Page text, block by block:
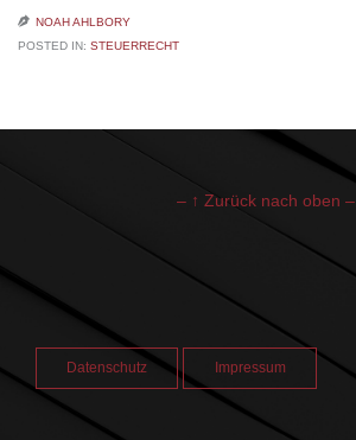
 NOAH AHLBORY
POSTED IN: STEUERRECHT
– ↑ Zurück nach oben –
Datenschutz Impressum